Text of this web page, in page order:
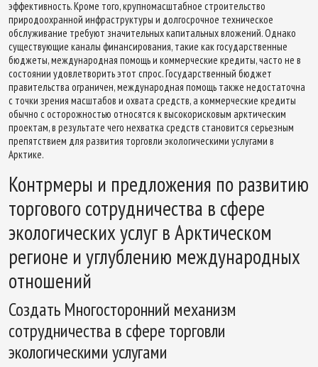
эффективность. Кроме того, крупномасштабное строительство
природоохранной инфраструктуры и долгосрочное техническое
обслуживание требуют значительных капитальных вложений. Однако
существующие каналы финансирования, такие как государственные
бюджеты, международная помощь и коммерческие кредиты, часто не в
состоянии удовлетворить этот спрос. Государственный бюджет
правительства ограничен, международная помощь также недостаточна
с точки зрения масштабов и охвата средств, а коммерческие кредиты
обычно с осторожностью относятся к высокорисковым арктическим
проектам, в результате чего нехватка средств становится серьезным
препятствием для развития торговли экологическими услугами в
Арктике.
Контрмеры и предложения по развитию
торгового сотрудничества в сфере
экологических услуг в Арктическом
регионе и углублению международных
отношений
Создать Многосторонний механизм
сотрудничества в сфере торговли
экологическими услугами